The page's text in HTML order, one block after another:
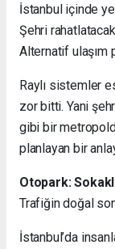
İstanbul içinde
Şehri rahatlatacak
Alternatif ulaşım
Raylı sistemler
zor bitti. Yani
gibi bir
planlayan bir
Otopark:
Trafiğin doğal
İstanbul’da